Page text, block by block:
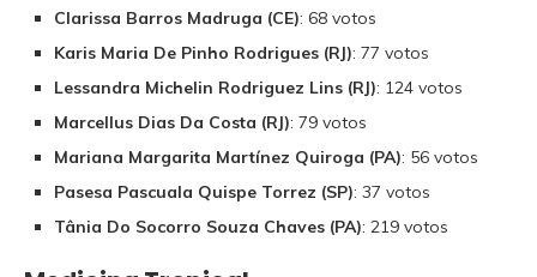
Clarissa Barros Madruga (CE): 68 votos
Karis Maria De Pinho Rodrigues (RJ): 77 votos
Lessandra Michelin Rodriguez Lins (RJ): 124 votos
Marcellus Dias Da Costa (RJ): 79 votos
Mariana Margarita Martínez Quiroga (PA): 56 votos
Pasesa Pascuala Quispe Torrez (SP): 37 votos
Tânia Do Socorro Souza Chaves (PA): 219 votos